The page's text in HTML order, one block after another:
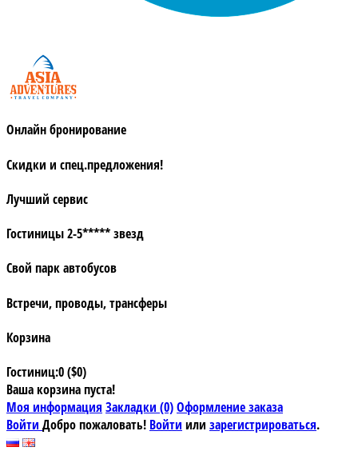
Онлайн бронирование
Скидки и спец.предложения!
Лучший сервис
Гостиницы 2-5***** звезд
Свой парк автобусов
Встречи, проводы, трансферы
Корзина
Гостиниц:0 ($0)
Ваша корзина пуста!
Моя информация Закладки (0)Оформление заказа
Войти Добро пожаловать! Войти или зарегистрироваться.